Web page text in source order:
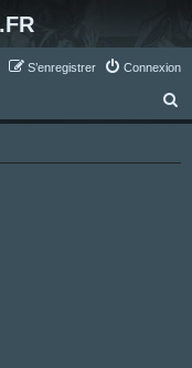
Connexion
S’enregistrer
e